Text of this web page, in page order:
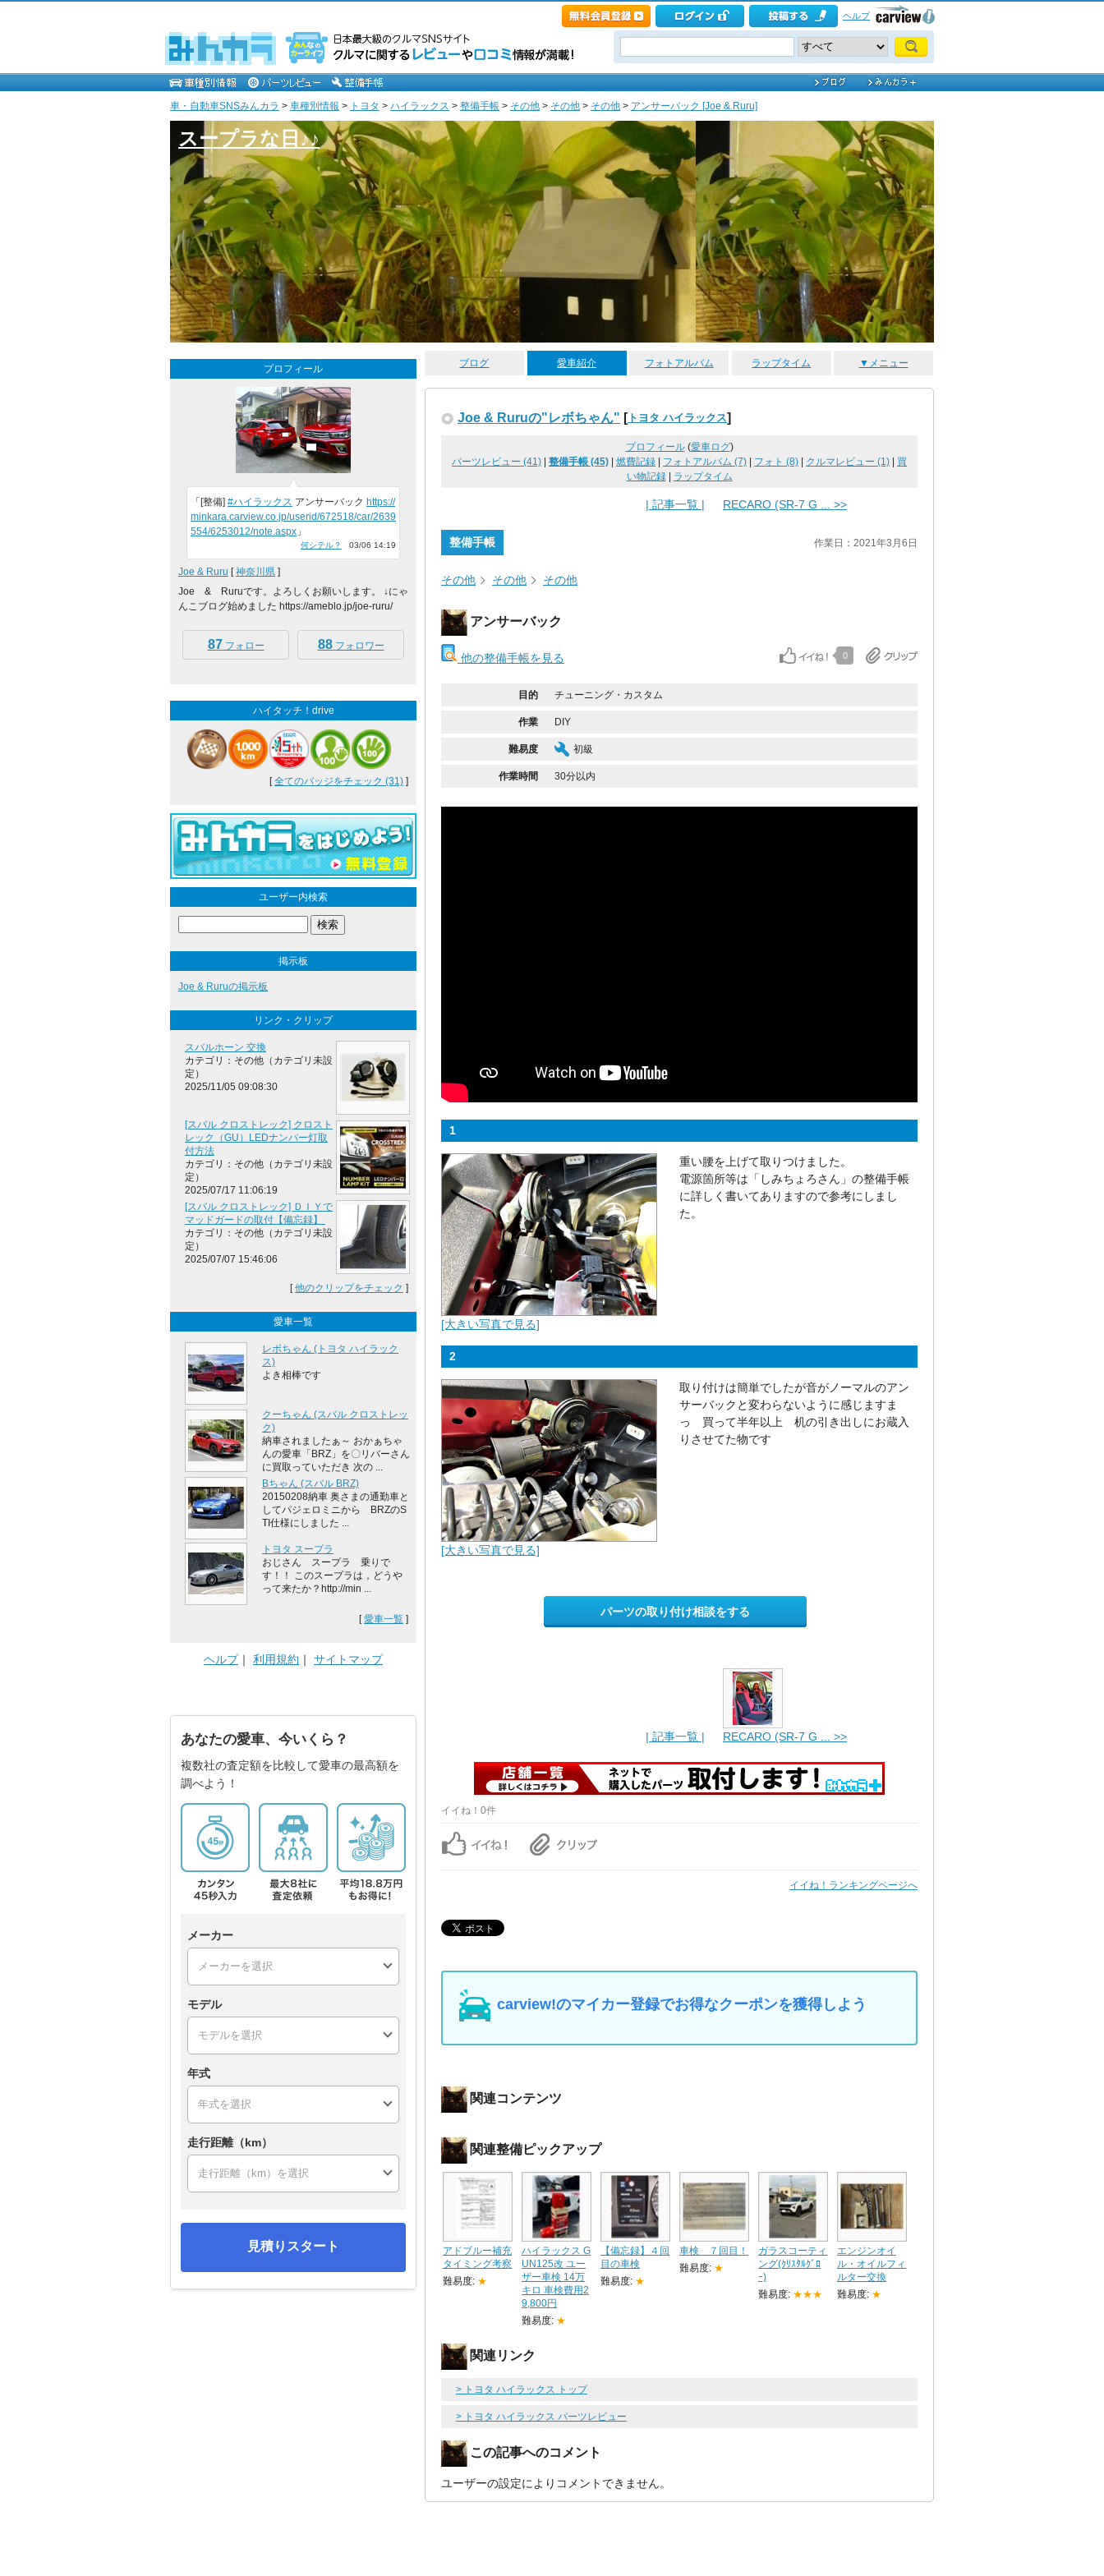
ヘルプ
車・自動車SNSみんカラ > 車種別情報 > トヨタ > ハイラックス > 整備手帳 > その他 > その他 > その他 > アンサーバック [Joe & Ruru]
スープラな日♪♪
ブログ 愛車紹介 フォトアルバム ラップタイム ▼メニュー
Joe & Ruruの"レボちゃん" [ トヨタ ハイラックス]
プロフィール(愛車ログ)
パーツレビュー (41)
整備手帳 (45) 燃費記録 フォトアルバム (7) フォト (8) クルマレビュー (1)
買
い物記録| ラップタイム
| 記事一覧 | RECARO (SR-7 G ... >>
整備手帳 作業日：2021年3月6日
その他 その他 その他
アンサーバック
他の整備手帳を見る 0
目的 チューニング・カスタム
作業 DIY
難易度 初級
作業時間 30分以内
1
[大きい写真で見る]
重い腰を上げて取りつけました。
電源箇所等は「しみちょろさん」の整備手帳
に詳しく書いてありますので参考にしまし
た。
2
[大きい写真で見る]
取り付けは簡単でしたが音がノーマルのアン
サーバックと変わらないように感じますま
っ 買って半年以上 机の引き出しにお蔵入
りさせてた物です
パーツの取り付け相談をする
| 記事一覧 | RECARO (SR-7 G ... >>
イイね！0件
イイね！ランキングページへ
carview!のマイカー登録でお得なクーポンを獲得しよう
関連コンテンツ
関連整備ピックアップ
アドブルー補充
タイミング考察
難易度: ★
ハイラックス G
UN125改 ユー
ザー車検 14万
キロ 車検費用2
9,800円
難易度: ★
【備忘録】４回
目の車検
難易度: ★
車検 ７回目！
難易度: ★
ガラスコーティ
ング(ｸﾘｽﾀﾙｸﾞﾛ
ｰ)
難易度: ★★★
エンジンオイ
ル・オイルフィ
ルター交換
難易度: ★
関連リンク
> トヨタ ハイラックス トップ
> トヨタ ハイラックス パーツレビュー
この記事へのコメント
ユーザーの設定によりコメントできません。
プロフィール
「[整備] #ハイラックス アンサーバック https://
minkara.carview.co.jp/userid/672518/car/2639
554/6253012/note.aspx 」
何シテル？ 03/06 14:19
Joe & Ruru [神奈川県 ]
Joe & Ruruです。よろしくお願いします。 ↓にゃ
んこブログ始めました https://ameblo.jp/joe-ruru/
87 フォロー 88フォロワー
ハイタッチ！drive
[全てのバッジをチェック (31) ]
ユーザー内検索
掲示板
Joe & Ruruの掲示板
リンク・クリップ
スバルホーン 交換
カテゴリ：その他（カテゴリ未設
定）
2025/11/05 09:08:30
[スバル クロストレック] クロスト
レック（GU）LEDナンバー灯取
付方法
カテゴリ：その他（カテゴリ未設
定）
2025/07/17 11:06:19
[スバル クロストレック] ＤＩＹで
マッドガードの取付【備忘録】
カテゴリ：その他（カテゴリ未設
定）
2025/07/07 15:46:06
[他のクリップをチェック ]
愛車一覧
レボちゃん (トヨタ ハイラック
ス)
よき相棒です
クーちゃん (スバル クロストレッ
ク)
納車されましたぁ～ おかぁちゃ
んの愛車「BRZ」を〇リバーさん
に買取っていただき 次の ...
Bちゃん (スバル BRZ)
20150208納車 奥さまの通勤車と
してパジェロミニから BRZのS
TI仕様にしました ...
トヨタ スープラ
おじさん スープラ 乗りで
す！！ このスープラは，どうや
って来たか？http://min ...
[愛車一覧 ]
ヘルプ｜ 利用規約 ｜ サイトマップ
あなたの愛車、今いくら？
複数社の査定額を比較して愛車の最高額を
調べよう！
メーカー
モデル
年式
走行距離（km）
見積りスタート